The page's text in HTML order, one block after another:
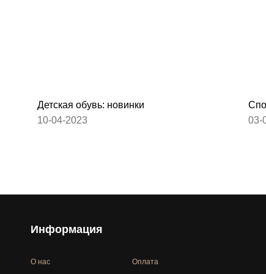
Детская обувь: новинки
10-04-2023
03-
Информация
О нас Оплата